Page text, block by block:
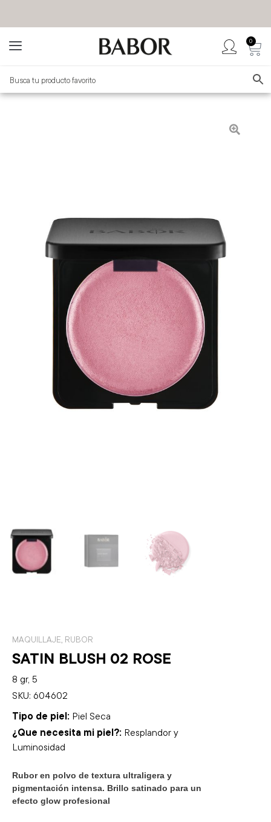
TIENDA OFICIAL
0
MAQUILLAJE, RUBOR
SATIN BLUSH 02 ROSE
8 gr, 5
SKU: 604602
Tipo de piel: Piel Seca
¿Que necesita mi piel?: Resplandor y
Luminosidad
Rubor en polvo de textura ultraligera y
pigmentación intensa. Brillo satinado para un
efecto glow profesional